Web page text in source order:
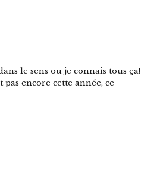
le sens ou je connais tous ça!
pas encore cette année, ce